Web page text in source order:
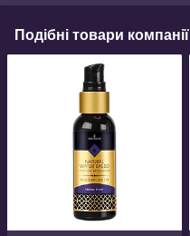
Подібні товари компанії